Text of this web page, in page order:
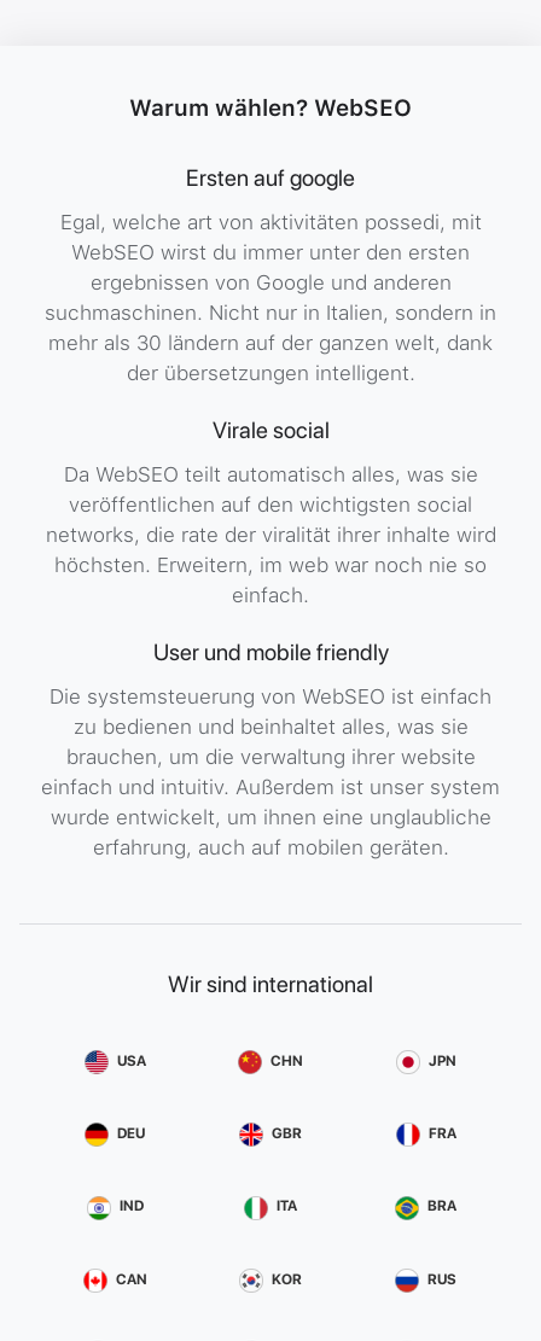
Image
Gallery
Warum wählen? WebSEO
Ersten auf google
Egal, welche art von aktivitäten possedi, mit
WebSEO wirst du immer unter den ersten
ergebnissen von Google und anderen
suchmaschinen. Nicht nur in Italien, sondern in
mehr als 30 ländern auf der ganzen welt, dank
der übersetzungen intelligent.
Virale social
Da WebSEO teilt automatisch alles, was sie
veröffentlichen auf den wichtigsten social
networks, die rate der viralität ihrer inhalte wird
höchsten. Erweitern, im web war noch nie so
einfach.
User und mobile friendly
Die systemsteuerung von WebSEO ist einfach
zu bedienen und beinhaltet alles, was sie
brauchen, um die verwaltung ihrer website
einfach und intuitiv. Außerdem ist unser system
wurde entwickelt, um ihnen eine unglaubliche
erfahrung, auch auf mobilen geräten.
Wir sind international
USA CHN JPN
DEU GBR FRA
IND ITA BRA
CAN KOR RUS